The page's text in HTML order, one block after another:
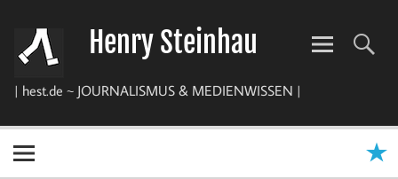
springen
Henry Steinhau
| hest.de ~ JOURNALISMUS & MEDIENWISSEN |